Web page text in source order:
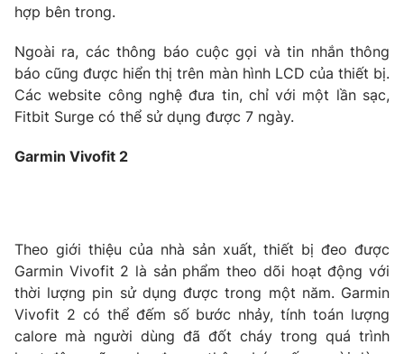
VTV Money VTV Thể thao
VTV4 Vươn mình bằng AI
VTV9 VTV8
Liên hệ tòa soạn English
hợp bên trong.
Ngoài ra, các thông báo cuộc gọi và tin nhắn thông
báo cũng được hiển thị trên màn hình LCD của thiết bị.
Các website công nghệ đưa tin, chỉ với một lần sạc,
Fitbit Surge có thể sử dụng được 7 ngày.
Garmin Vivofit 2
Theo giới thiệu của nhà sản xuất, thiết bị đeo được
Garmin Vivofit 2 là sản phẩm theo dõi hoạt động với
thời lượng pin sử dụng được trong một năm. Garmin
Vivofit 2 có thể đếm số bước nhảy, tính toán lượng
calore mà người dùng đã đốt cháy trong quá trình